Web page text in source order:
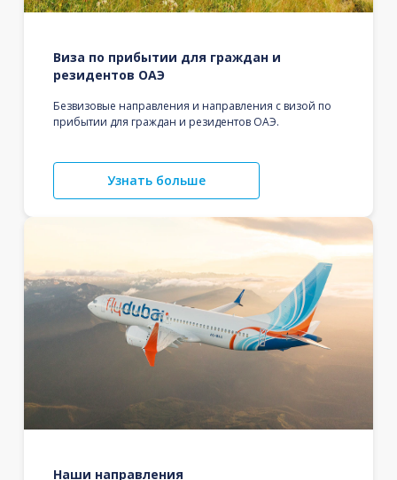
Виза по прибытии для граждан и
резидентов ОАЭ
Безвизовые направления и направления с визой по
прибытии для граждан и резидентов ОАЭ.
Узнать больше
Наши направления